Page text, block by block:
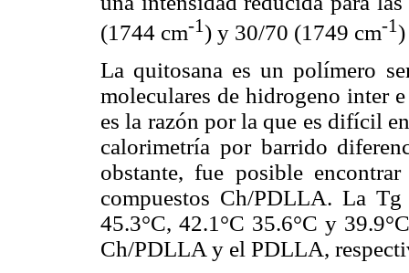
(1744 cm-1) y 30/70 (1749 cm-1
La quitosana es un polímero
moleculares de hidrogeno inter
es la razón por la que es difícil
calorimetría por barrido
obstante, fue posible
compuestos Ch/PDLLA. La
45.3°C, 42.1°C 35.6°C y
Ch/PDLLA y el PDLLA,